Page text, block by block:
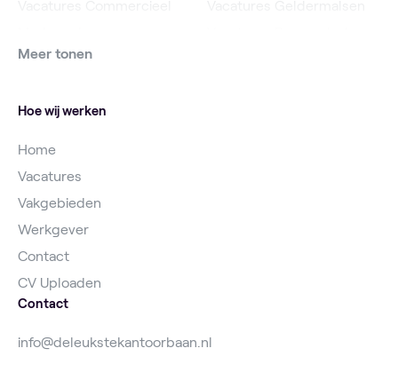
Vacatures Online
Meer tonen
Hoe wij werken
Home
Vacatures
Vakgebieden
Werkgever
Contact
CV Uploaden
Contact
info@deleukstekantoorbaan.nl